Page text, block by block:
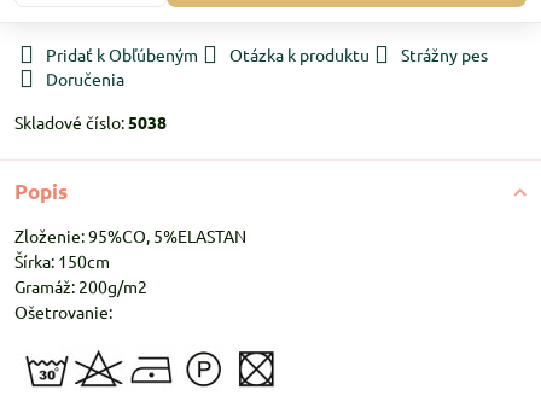
Pridať k Obľúbeným Otázka k produktu
Strážny pes
Doručenia
Skladové číslo:5038
Popis
Zloženie: 95%CO, 5%ELASTAN
Šírka: 150cm
Gramáž: 200g/m2
Ošetrovanie: